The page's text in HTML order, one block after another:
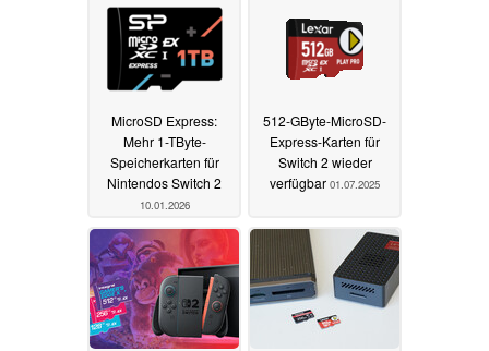
MicroSD Express:
Mehr 1-TByte-
Speicherkarten für
Nintendos Switch 2
10.01.2026
512-GByte-MicroSD-
Express-Karten für
Switch 2 wieder
verfügbar 01.07.2025